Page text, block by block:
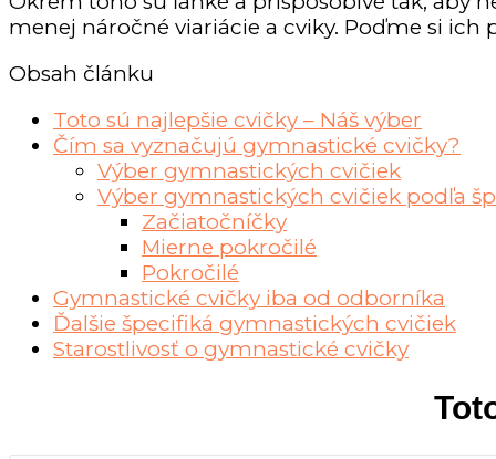
menej náročné viariácie a cviky. Poďme si ich
Obsah článku
Toto sú najlepšie cvičky – Náš výber
Čím sa vyznačujú gymnastické cvičky?
Výber gymnastických cvičiek
Výber gymnastických cvičiek podľa
Začiatočníčky
Mierne pokročilé
Pokročilé
Gymnastické cvičky iba od odborníka
Ďalšie špecifiká gymnastických cvičiek
Starostlivosť o gymnastické cvičky